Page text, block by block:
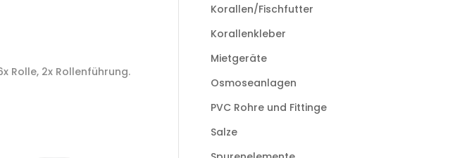
Rolle, 2x Rollenführung.
Korallen/Fischfutter
Korallenkleber
Mietgeräte
Osmoseanlagen
PVC Rohre und Fittinge
Salze